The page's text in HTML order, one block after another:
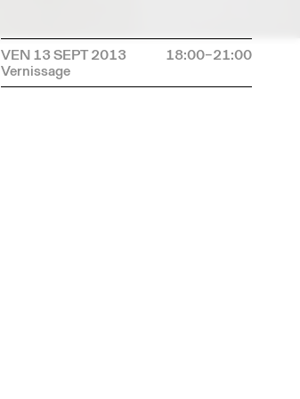
VEN 13 SEPT 2013 18:00–21:00